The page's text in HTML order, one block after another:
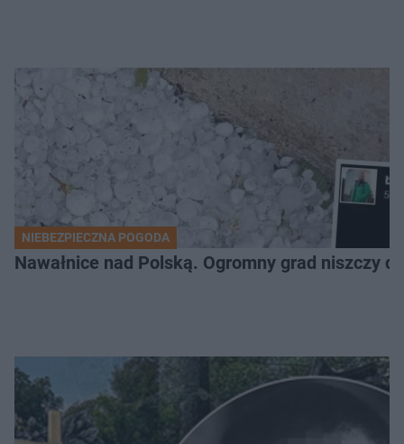
NIEBEZPIECZNA POGODA
Nawałnice nad Polską. Ogromny grad niszczy